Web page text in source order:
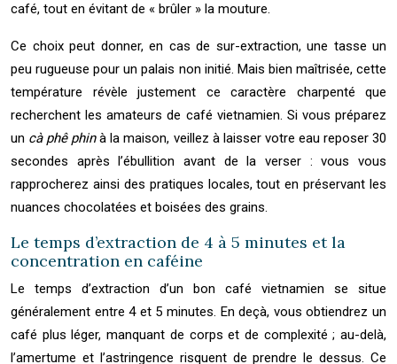
café, tout en évitant de « brûler » la mouture.
Ce choix peut donner, en cas de sur-extraction, une tasse un
peu rugueuse pour un palais non initié. Mais bien maîtrisée, cette
température révèle justement ce caractère charpenté que
recherchent les amateurs de café vietnamien. Si vous préparez
un cà phê phinà la maison, veillez à laisser votre eau reposer 30
secondes après l’ébullition avant de la verser : vous vous
rapprocherez ainsi des pratiques locales, tout en préservant les
nuances chocolatées et boisées des grains.
Le temps d’extraction de 4 à 5 minutes et la
concentration en caféine
Le temps d’extraction d’un bon café vietnamien se situe
généralement entre 4 et 5 minutes. En deçà, vous obtiendrez un
café plus léger, manquant de corps et de complexité ; au-delà,
l’amertume et l’astringence risquent de prendre le dessus. Ce